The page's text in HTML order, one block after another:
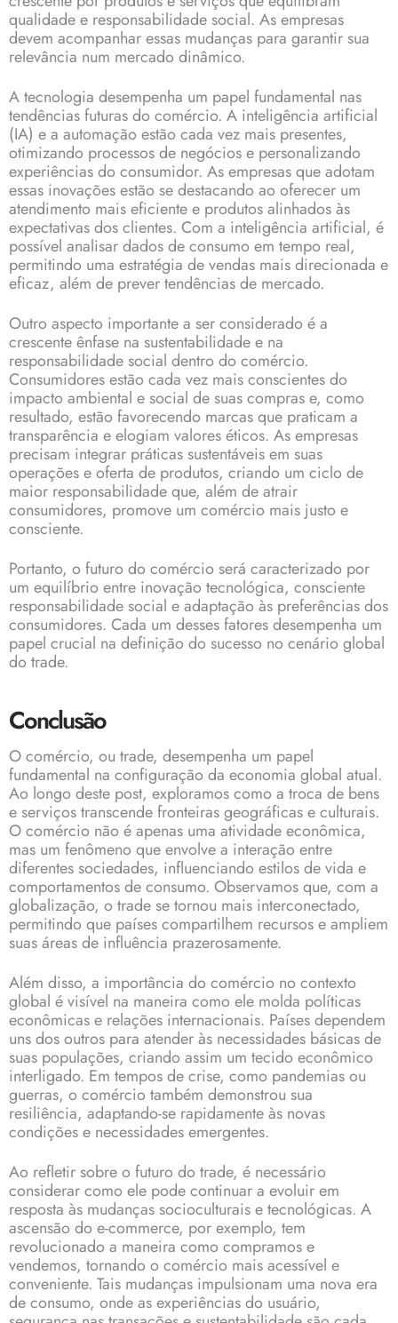
qualidade e responsabilidade social. As empresas
devem acompanhar essas mudanças para garantir sua
relevância num mercado dinâmico.
A tecnologia desempenha um papel fundamental nas
tendências futuras do comércio. A inteligência artificial
(IA) e a automação estão cada vez mais presentes,
otimizando processos de negócios e personalizando
experiências do consumidor. As empresas que adotam
essas inovações estão se destacando ao oferecer um
atendimento mais eficiente e produtos alinhados às
expectativas dos clientes. Com a inteligência artificial, é
possível analisar dados de consumo em tempo real,
permitindo uma estratégia de vendas mais direcionada e
eficaz, além de prever tendências de mercado.
Outro aspecto importante a ser considerado é a
crescente ênfase na sustentabilidade e na
responsabilidade social dentro do comércio.
Consumidores estão cada vez mais conscientes do
impacto ambiental e social de suas compras e, como
resultado, estão favorecendo marcas que praticam a
transparência e elogiam valores éticos. As empresas
precisam integrar práticas sustentáveis em suas
operações e oferta de produtos, criando um ciclo de
maior responsabilidade que, além de atrair
consumidores, promove um comércio mais justo e
consciente.
Portanto, o futuro do comércio será caracterizado por
um equilíbrio entre inovação tecnológica, consciente
responsabilidade social e adaptação às preferências dos
consumidores. Cada um desses fatores desempenha um
papel crucial na definição do sucesso no cenário global
do trade.
Conclusão
O comércio, ou trade, desempenha um papel
fundamental na configuração da economia global atual.
Ao longo deste post, exploramos como a troca de bens
e serviços transcende fronteiras geográficas e culturais.
O comércio não é apenas uma atividade econômica,
mas um fenômeno que envolve a interação entre
diferentes sociedades, influenciando estilos de vida e
comportamentos de consumo. Observamos que, com a
globalização, o trade se tornou mais interconectado,
permitindo que países compartilhem recursos e ampliem
suas áreas de influência prazerosamente.
Além disso, a importância do comércio no contexto
global é visível na maneira como ele molda políticas
econômicas e relações internacionais. Países dependem
uns dos outros para atender às necessidades básicas de
suas populações, criando assim um tecido econômico
interligado. Em tempos de crise, como pandemias ou
guerras, o comércio também demonstrou sua
resiliência, adaptando-se rapidamente às novas
condições e necessidades emergentes.
Ao refletir sobre o futuro do trade, é necessário
considerar como ele pode continuar a evoluir em
resposta às mudanças socioculturais e tecnológicas. A
ascensão do e-commerce, por exemplo, tem
revolucionado a maneira como compramos e
vendemos, tornando o comércio mais acessível e
conveniente. Tais mudanças impulsionam uma nova era
de consumo, onde as experiências do usuário,